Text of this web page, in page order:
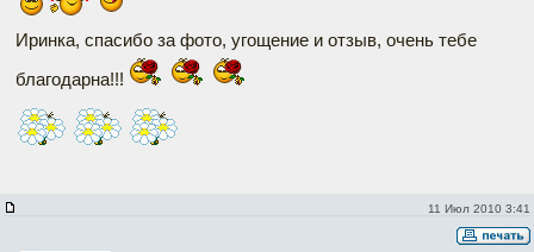
Иринка, спасибо за фото, угощение и отзыв, очень тебе
благодарна!!!
11 Июл 2010 3:41